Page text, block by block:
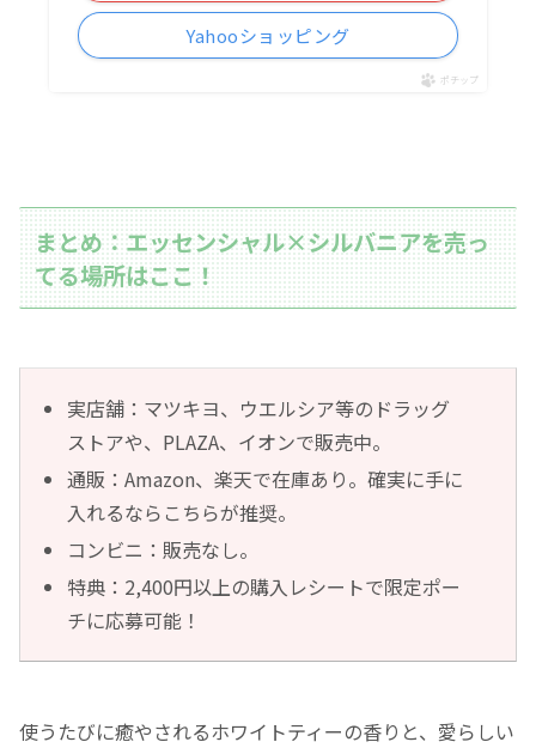
Yahooショッピング
ポチップ
まとめ：エッセンシャル×シルバニアを売っ
てる場所はここ！
実店舗：マツキヨ、ウエルシア等のドラッグ
ストアや、PLAZA、イオンで販売中。
通販：Amazon、楽天で在庫あり。確実に手に
入れるならこちらが推奨。
コンビニ：販売なし。
特典：2,400円以上の購入レシートで限定ポー
チに応募可能！
使うたびに癒やされるホワイトティーの香りと、愛らしい